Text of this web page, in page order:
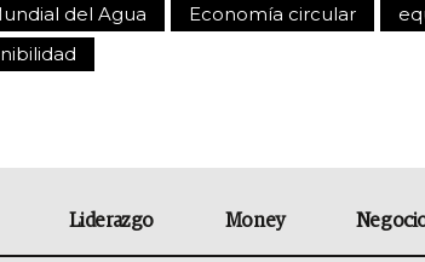
del Agua
Economía circular
Liderazgo Money